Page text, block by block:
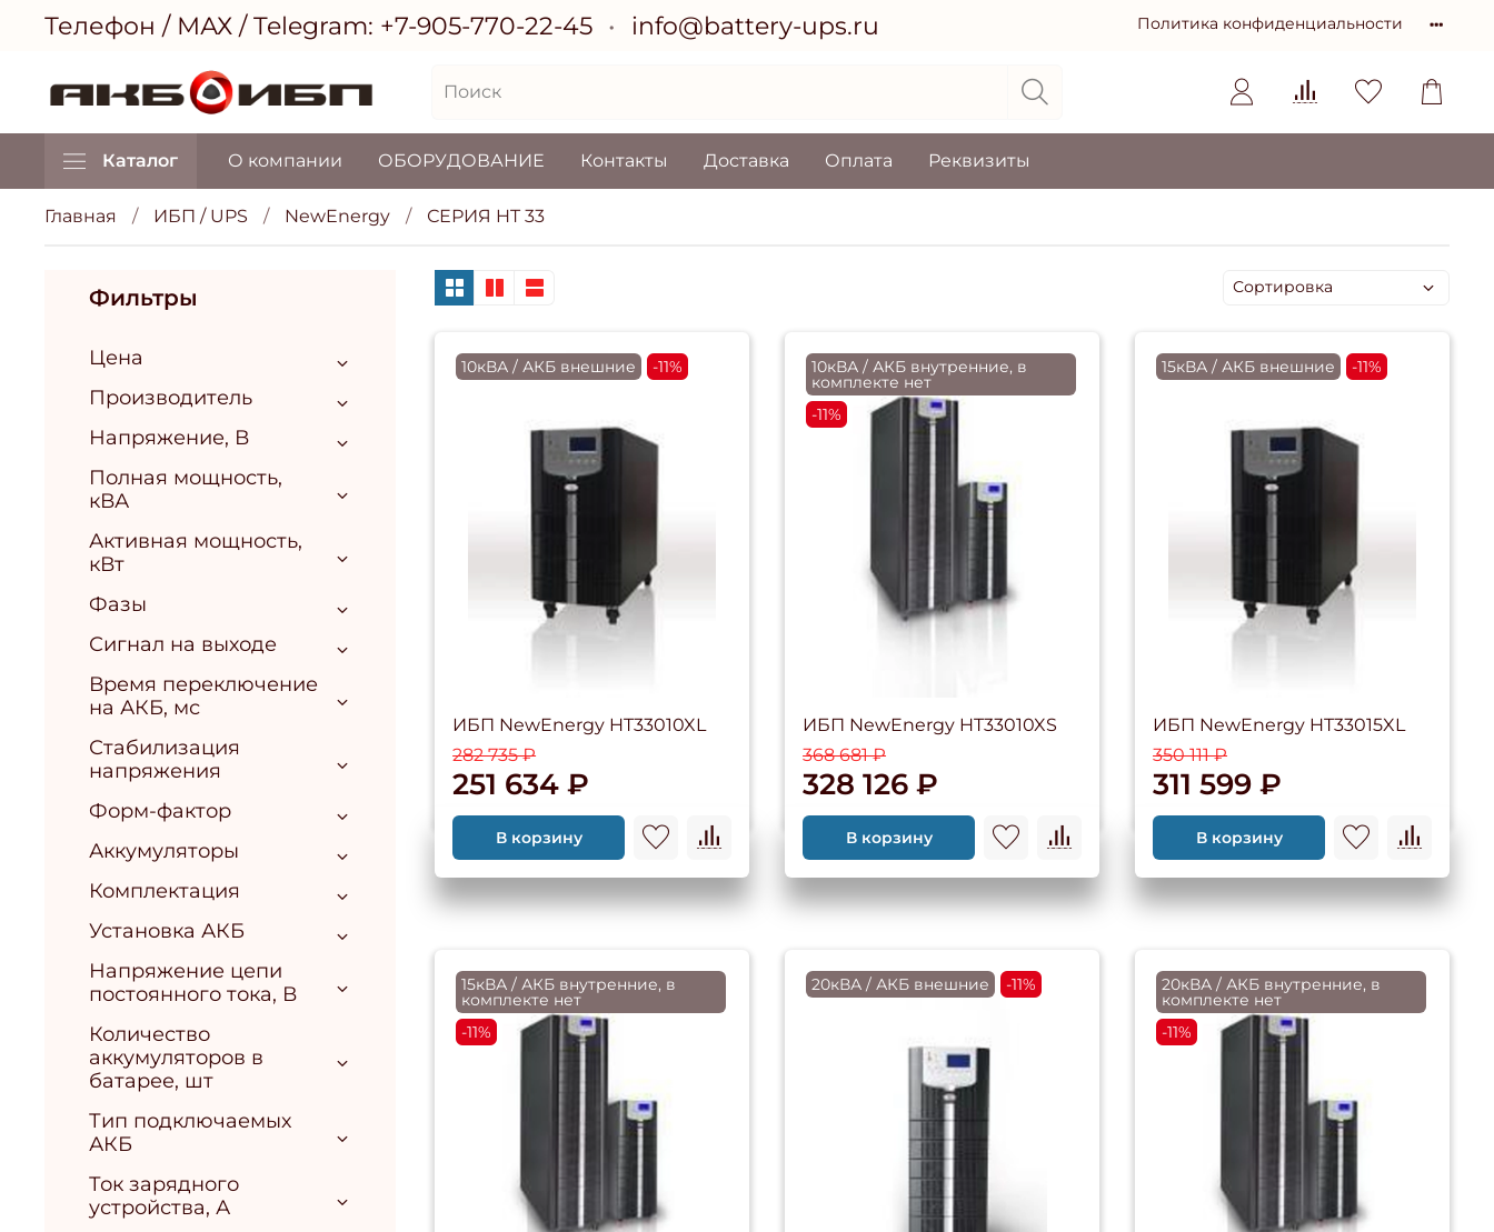
Политика конфиденциальности
Телефон / МАХ / Telegram: +7-905-770-22-45 info@battery-ups.ru
Каталог О компании ОБОРУДОВАНИЕ Контакты Доставка Оплата Реквизиты
Главная ИБП / UPS NewEnergy СЕРИЯ HT 33
10кВА / АКБ внешние -11%
ИБП NewEnergy HT33010XL
282 735 ₽
251 634 ₽
В корзину
10кВА / АКБ внутренние, в
комплекте нет
-11%
ИБП NewEnergy HT33010XS
368 681 ₽
328 126 ₽
В корзину
15кВА / АКБ внешние -11%
ИБП NewEnergy HT33015XL
350 111 ₽
311 599 ₽
В корзину
15кВА / АКБ внутренние, в
комплекте нет
-11%
20кВА / АКБ внешние -11% 20кВА / АКБ внутренние, в
комплекте нет
-11%
Фильтры
Цена
Производитель
Напряжение, В
Полная мощность,
кВА
Активная мощность,
кВт
Фазы
Сигнал на выходе
Время переключение
на АКБ, мс
Стабилизация
напряжения
Форм-фактор
Аккумуляторы
Комплектация
Установка АКБ
Напряжение цепи
постоянного тока, В
Количество
аккумуляторов в
батарее, шт
Тип подключаемых
АКБ
Ток зарядного
устройства, А